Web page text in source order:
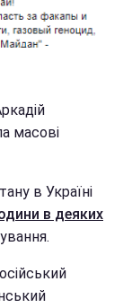
масові
в Україні
в деяких